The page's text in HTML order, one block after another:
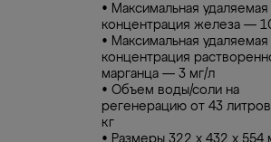
• Максимальная удаляемая
концентрация железа —
• Максимальная удаляемая
концентрация
марганца — 3 мг/л
• Объем воды/соли на
регенерацию от 43
кг
• Размеры 322 х 432 х 554